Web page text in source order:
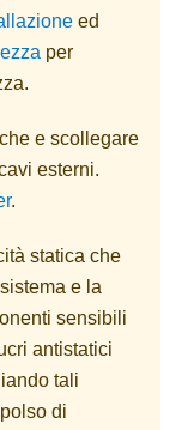
ed
per
e scollegare
esterni.
.
statica che
e la
sensibili
antistatici
tali
di